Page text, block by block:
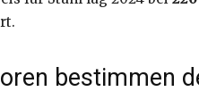
bestimmen